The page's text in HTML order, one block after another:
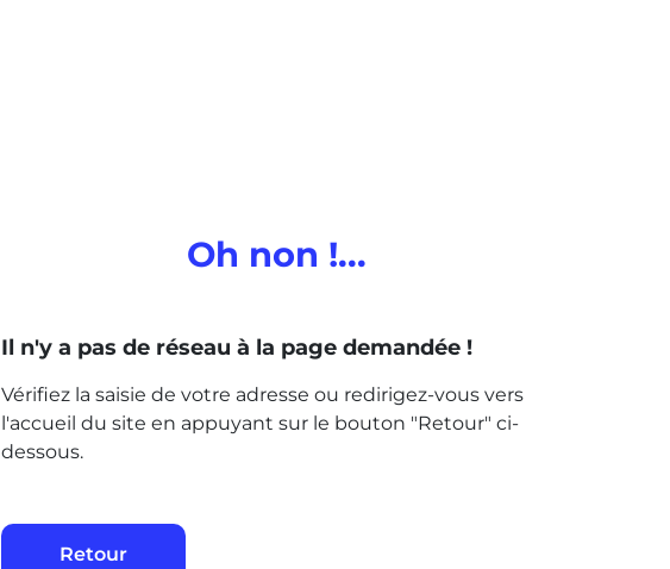
Oh non !...
Il n'y a pas de réseau à la page demandée !
Vérifiez la saisie de votre adresse ou redirigez-vous vers
l'accueil du site en appuyant sur le bouton "Retour" ci-
dessous.
Retour